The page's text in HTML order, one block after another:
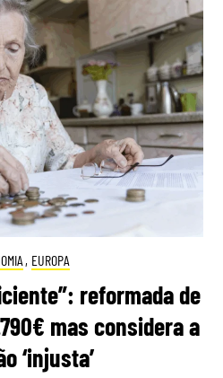
, EUROPA
reformada de
mas considera a
‘injusta’